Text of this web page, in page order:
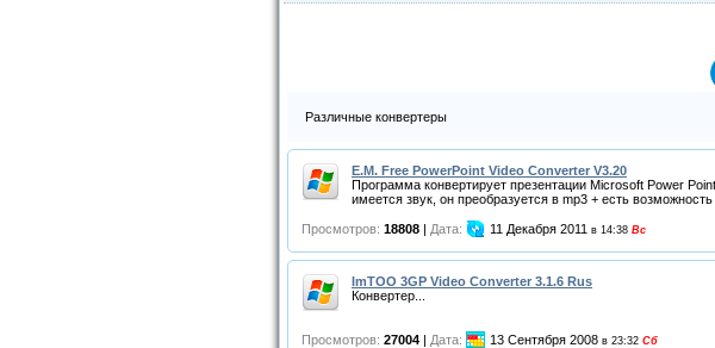
Различные конвертеры
E.M. Free PowerPoint Video Converter V3.20
Программа конвертирует презентации Microsoft Power
имеется звук, он преобразуется в mp3 + есть
Просмотров: 18808 | Дата: 11 Декабря 2011 в 14:38 Вс
ImTOO 3GP Video Converter 3.1.6 Rus
Конвертер...
Просмотров: 27004 | Дата: 13 Сентября 2008 в 23:32 Сб